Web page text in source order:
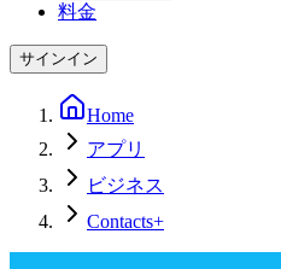
料金
サインイン
Home
アプリ
ビジネス
Contacts+